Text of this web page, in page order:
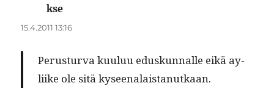
kse
15.4.2011 13:16
Perus­tur­va kuu­luu eduskun­nalle eikä ay-
liike ole sitä kyseenalaistanutkaan.